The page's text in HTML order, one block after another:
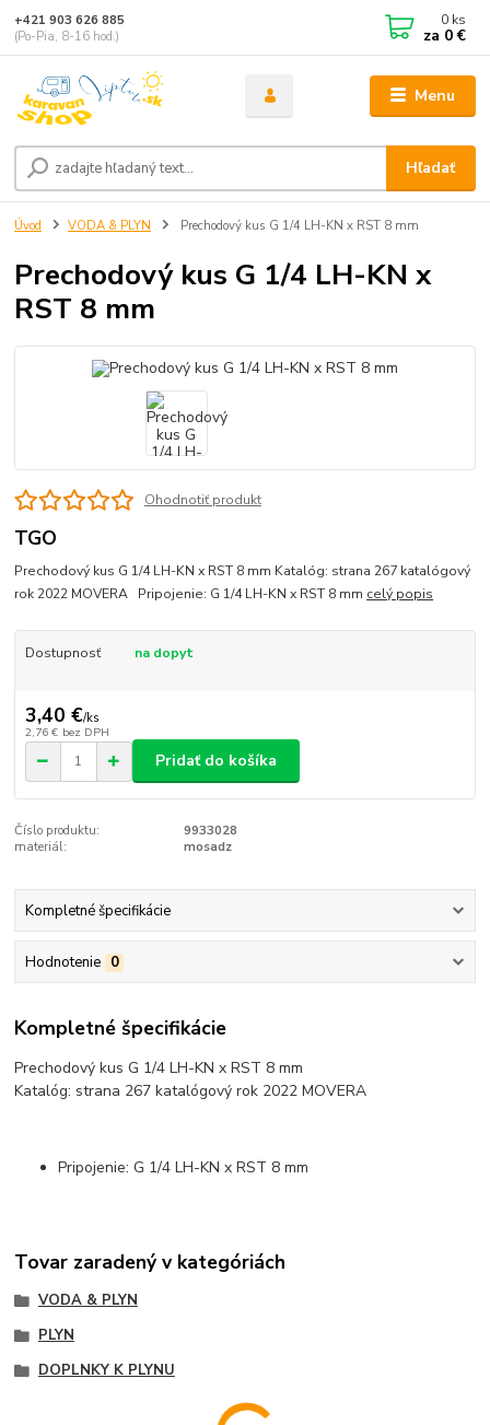
Menu
Hľadať
+421 903 626 885
(Po-Pia, 8-16 hod.)
0 ks
za 0 €
Úvod VODA & PLYN Prechodový kus G 1/4 LH-KN x RST 8 mm
Prechodový kus G 1/4 LH-KN x
RST 8 mm
Ohodnotiť produkt
TGO
Prechodový kus G 1/4 LH-KN x RST 8 mm Katalóg: strana 267 katalógový
rok 2022 MOVERA Pripojenie: G 1/4 LH-KN x RST 8 mm celý popis
Dostupnosť na dopyt
3,40 €/ks
2,76 € bez DPH
Pridať do košíka
Číslo produktu:
9933028
materiál:
mosadz
Kompletné špecifikácie
Hodnotenie 0
Kompletné špecifikácie
Prechodový kus G 1/4 LH-KN x RST 8 mm
Katalóg: strana 267 katalógový rok 2022 MOVERA
Pripojenie: G 1/4 LH-KN x RST 8 mm
Tovar zaradený v kategóriách
VODA & PLYN
PLYN
DOPLNKY K PLYNU